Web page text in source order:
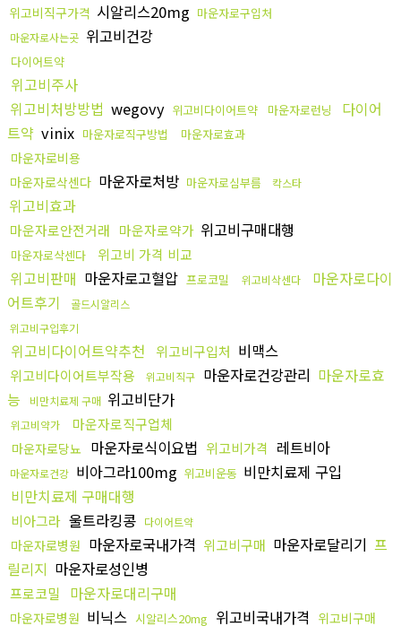
위고비직구가격 시알리스20mg 마운자로구입처
마운자로사는곳 위고비건강
다이어트약
위고비주사
위고비처방방법 wegovy 위고비다이어트약 마운자로런닝
다이어
트약 vinix 마운자로직구방법 마운자로효과
마운자로비용
마운자로삭센다 마운자로처방 마운자로심부름 칵스타
위고비효과
마운자로안전거래 마운자로약가 위고비구매대행
마운자로삭센다 위고비 가격 비교
위고비판매 마운자로고혈압 프로코밀 위고비삭센다
마운자로다이
어트후기
골드시알리스
위고비구입후기
위고비다이어트약추천 위고비구입처 비맥스
위고비다이어트부작용 위고비직구 마운자로건강관리 마운자로효
능
비만치료제 구매 위고비단가
위고비약가 마운자로직구업체
마운자로당뇨 마운자로식이요법 위고비가격 레트비아
마운자로건강 비아그라100mg 위고비운동 비만치료제 구입
비만치료제 구매대행
비아그라 울트라킹콩 다이어트약
마운자로병원 마운자로국내가격 위고비구매 마운자로달리기 프
릴리지 마운자로성인병
프로코밀 마운자로대리구매
마운자로병원 비닉스 시알리스20mg 위고비국내가격 위고비구매